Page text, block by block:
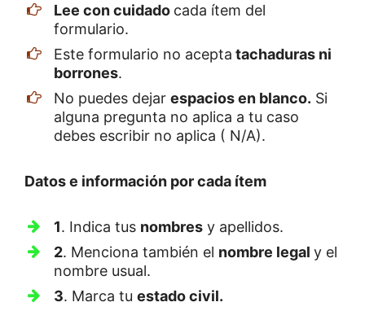
Lee con cuidado cada ítem del
formulario.
Este formulario no acepta tachaduras ni
borrones.
No puedes dejar espacios en blanco. Si
alguna pregunta no aplica a tu caso
debes escribir no aplica ( N/A).
Datos e información por cada ítem
1. Indica tus nombres y apellidos.
2. Menciona también el nombre legal y el
nombre usual.
3. Marca tu estado civil.